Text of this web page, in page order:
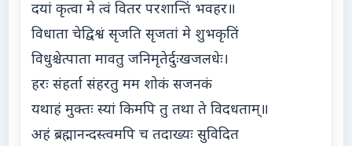
दयां कृत्वा मे त्वं वितर परशान्तिं भवहर॥
विधाता चेद्विश्वं सृजति सृजतां मे शुभकृतिं
विधुश्चेत्पाता मावतु जनिमृतेर्दुःखजलधेः।
हरः संहर्ता संहरतु मम शोकं सजनकं
यथाहं मुक्तः स्यां किमपि तु तथा ते विदधताम्॥
अहं ब्रह्मानन्दस्त्वमपि च तदाख्यः सुविदित